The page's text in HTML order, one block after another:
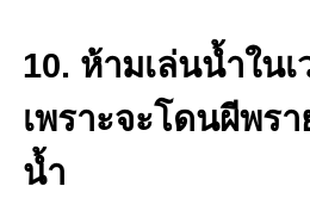
10. ห้ามเล่นน้ำใน
เพราะจะโดนผีพร
น้ำ